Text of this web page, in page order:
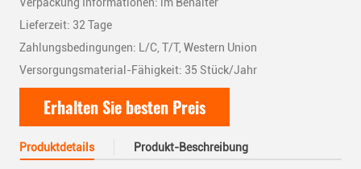
Lieferzeit: 32 Tage
Zahlungsbedingungen: L/C, T/T, Western Union
Versorgungsmaterial-Fähigkeit: 35 Stück/Jahr
Erhalten Sie besten Preis
Produktdetails Produkt-Beschreibung